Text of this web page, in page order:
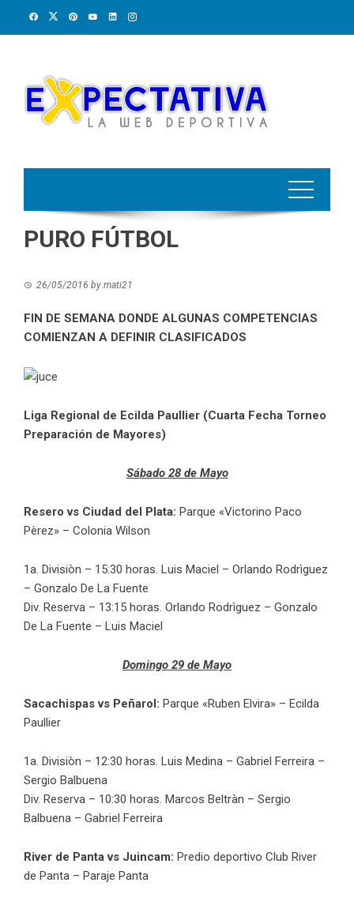
PURO FÚTBOL
26/05/2016 by mati21
FIN DE SEMANA DONDE ALGUNAS COMPETENCIAS
COMIENZAN A DEFINIR CLASIFICADOS
Liga Regional de Ecilda Paullier (Cuarta Fecha Torneo
Preparación de Mayores)
Sábado 28 de Mayo
Resero vs Ciudad del Plata: Parque «Victorino Paco
Pèrez» – Colonia Wilson
1a. Divisiòn – 15:30 horas. Luis Maciel – Orlando Rodrìguez
– Gonzalo De La Fuente
Div. Reserva – 13:15 horas. Orlando Rodrìguez – Gonzalo
De La Fuente – Luis Maciel
Domingo 29 de Mayo
Sacachispas vs Peñarol: Parque «Ruben Elvira» – Ecilda
Paullier
1a. Divisiòn – 12:30 horas. Luis Medina – Gabriel Ferreira –
Sergio Balbuena
Div. Reserva – 10:30 horas. Marcos Beltràn – Sergio
Balbuena – Gabriel Ferreira
River de Panta vs Juincam: Predio deportivo Club River
de Panta – Paraje Panta